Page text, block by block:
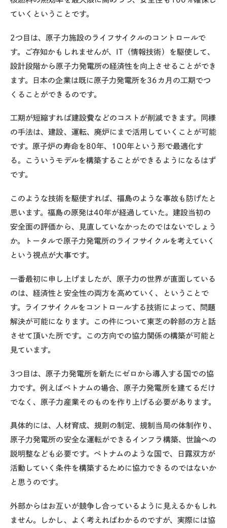
ていくということです。
2つ目は、原子力施設のライフサイクルのコントロールで
す。ご存知かもしれませんが、IT（情報技術）を駆使して、
設計段階から原子力発電所の経済性を向上させることができ
ます。日本の企業は既に原子力発電所を36カ月の工期でつ
くることができるのです。
工期が短縮すれば建設費などのコストが削減できます。同様
の手法は、建設、運転、廃炉にまで活用していくことが可能
です。原子炉の寿命を80年、100年という形で最適化す
る。こういうモデルを構築することができるようになるはず
です。
このような技術を駆使すれば、福島のような事故も防げたと
思います。福島の原発は40年が経過していた。建設当初の
安全面の評価から、見直していなかったのではないでしょう
か。トータルで原子力発電所のライフサイクルを考えていく
という視点が大事です。
一番最初に申し上げましたが、原子力の世界が直面している
のは、経済性と安全性の両方を高めていく、ということで
す。ライフサイクルをコントロールする技術によって、問題
解決が可能になります。この件について東芝の幹部の方と話
させて頂いた所です。この方向での協力関係の構築が可能と
見ています。
3つ目は、原子力発電所を新たにゼロから導入する国での協
力です。例えばベトナムの場合、原子力発電所を建てるだけ
でなく、原子力産業そのものを作り上げる必要があります。
具体的には、人材育成、規則の制定、規制当局の体制作り、
原子力発電所の安全な運転ができるインフラ構築、世論への
説明整なども必要です。ベトナムのような国で、日露双方が
活動していく条件を構築するために協力できるのではないか
と思うのです。
外部からはお互いが競争し合っているように見えるかもしれ
ません。しかし、よく考えればわかるのですが、実際には協